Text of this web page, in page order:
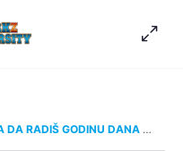
GODINU DANA NA NE MORAS VISE DA RADIS